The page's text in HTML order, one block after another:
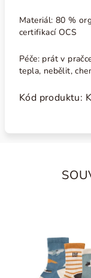
Materiál: 80 %
certifikací OCS
Péče: prát v
tepla, nebělit,
Kód produktu: